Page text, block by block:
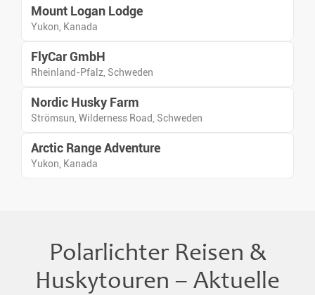
Mount Logan Lodge
Yukon, Kanada
FlyCar GmbH
Rheinland-Pfalz, Schweden
Nordic Husky Farm
Strömsun, Wilderness Road, Schweden
Arctic Range Adventure
Yukon, Kanada
Polarlichter Reisen &
Huskytouren – Aktuelle